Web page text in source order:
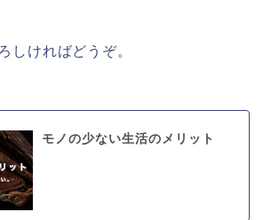
しければどうぞ。
モノの少ない生活のメリット